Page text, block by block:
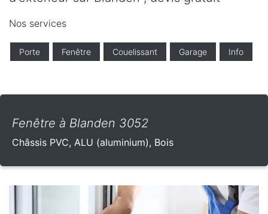
Nos services
Porte Fenêtre Couelissant Garage Info
Fenêtre à Blanden 3052
Châssis PVC, ALU (aluminium), Bois